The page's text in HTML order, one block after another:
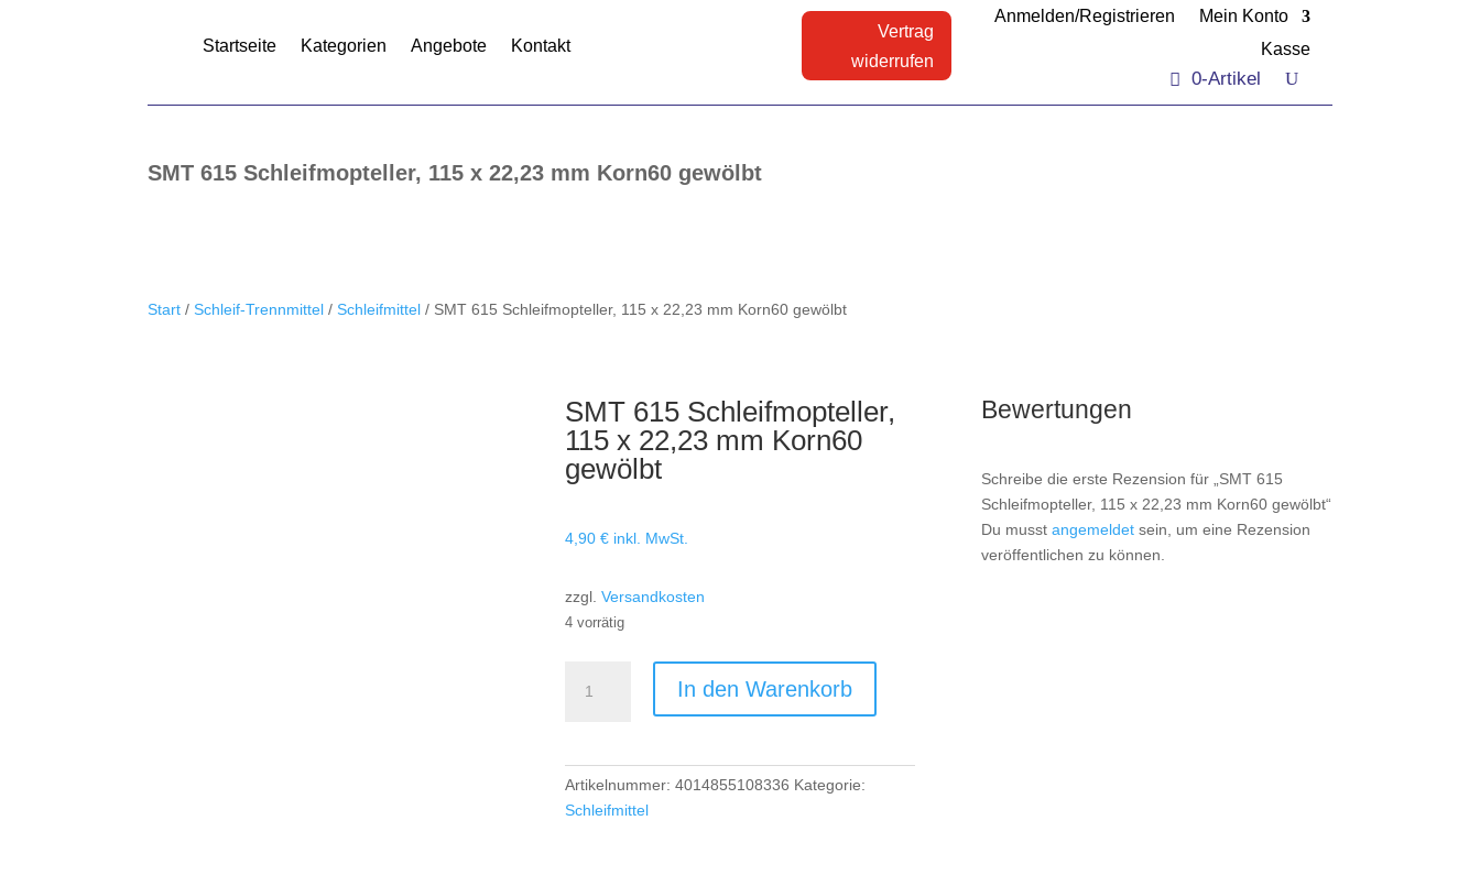
Startseite Kategorien Angebote Kontakt
Vertrag
widerrufen
Anmelden/Registrieren
Mein Konto
Kasse
0-Artikel
SMT 615 Schleifmopteller, 115 x 22,23 mm Korn60 gewölbt
Start /Schleif-Trennmittel /Schleifmittel / SMT 615 Schleifmopteller, 115 x 22,23 mm Korn60 gewölbt
SMT 615 Schleifmopteller,
115 x 22,23 mm Korn60
gewölbt
4,90 € inkl. MwSt.
zzgl. Versandkosten
4 vorrätig
615
In den Warenkorb
Artikelnummer: 4014855108336 Kategorie:
Schleifmittel
Bewertungen
Schreibe die erste Rezension für „SMT 615
Schleifmopteller, 115 x 22,23 mm Korn60 gewölbt“
Du musst angemeldetsein, um eine Rezension
veröffentlichen zu können.